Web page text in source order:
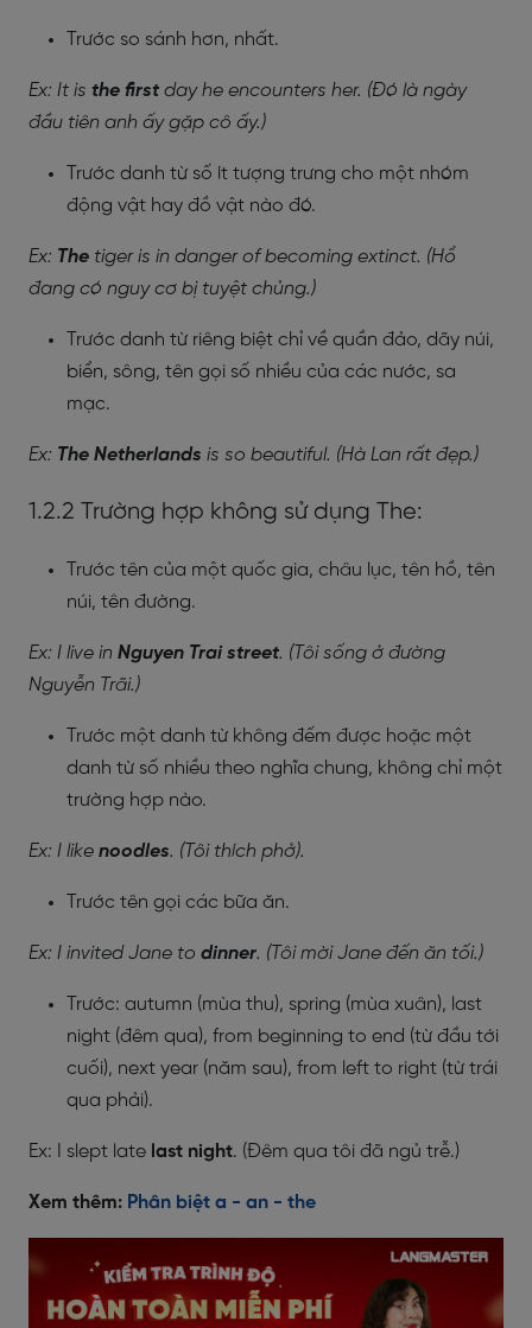
Trước so sánh hơn, nhất.
Ex: It is the first day he encounters her. (Đó là ngày
đầu tiên anh ấy gặp cô ấy.)
Trước danh từ số ít tượng trưng cho một nhóm
động vật hay đồ vật nào đó.
Ex: The tiger is in danger of becoming extinct. (Hổ
đang có nguy cơ bị tuyệt chủng.)
Trước danh từ riêng biệt chỉ về quần đảo, dãy núi,
biển, sông, tên gọi số nhiều của các nước, sa
mạc.
Ex: The Netherlands is so beautiful. (Hà Lan rất đẹp.)
1.2.2 Trường hợp không sử dụng The:
Trước tên của một quốc gia, châu lục, tên hồ, tên
núi, tên đường.
Ex: I live in Nguyen Trai street. (Tôi sống ở đường
Nguyễn Trãi.)
Trước một danh từ không đếm được hoặc một
danh từ số nhiều theo nghĩa chung, không chỉ một
trường hợp nào.
Ex: I like noodles. (Tôi thích phở).
Trước tên gọi các bữa ăn.
Ex: I invited Jane to dinner. (Tôi mời Jane đến ăn tối.)
Trước: autumn (mùa thu), spring (mùa xuân), last
night (đêm qua), from beginning to end (từ đầu tới
cuối), next year (năm sau), from left to right (từ trái
qua phải).
Ex: I slept late last night. (Đêm qua tôi đã ngủ trễ.)
Xem thêm: Phân biệt a - an - the